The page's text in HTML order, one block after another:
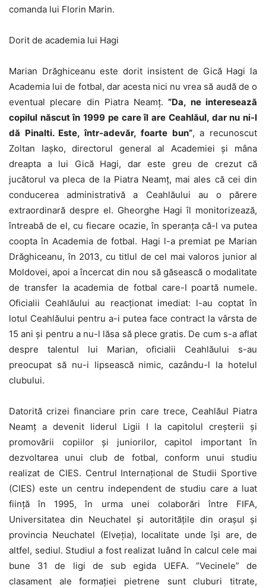
comanda lui Florin Marin.
Dorit de academia lui Hagi
Marian Drăghiceanu este dorit insistent de Gică Hagi la
Academia lui de fotbal, dar acesta nici nu vrea să audă de o
eventual plecare din Piatra Neamț.”Da, ne interesează
copilul născut în 1999 pe care îl are Ceahlăul, dar nu ni-l
dă Pinalti. Este, într-adevăr, foarte bun”, a recunoscut
Zoltan Iaşko, directorul general al Academiei şi mâna
dreapta a lui Gică Hagi, dar este greu de crezut că
jucătorul va pleca de la Piatra Neamţ, mai ales că cei din
conducerea administrativă a Ceahlăului au o părere
extraordinară despre el. Gheorghe Hagi îl monitorizează,
întreabă de el, cu fiecare ocazie, în speranța că-l va putea
coopta în Academia de fotbal. Hagi l-a premiat pe Marian
Drăghiceanu, în 2013, cu titlul de cel mai valoros junior al
Moldovei, apoi a încercat din nou să găsească o modalitate
de transfer la academia de fotbal care-I poartă numele.
Oficialii Ceahlăului au reacţionat imediat: l-au coptat în
lotul Ceahlăului pentru a-i putea face contract la vârsta de
15 ani și pentru a nu-l lăsa să plece gratis. De cum s-a aflat
despre talentul lui Marian, oficialii Ceahlăului s-au
preocupat să nu-i lipsească nimic, cazându-l la hotelul
clubului.
Datorită crizei financiare prin care trece, Ceahlăul Piatra
Neamț a devenit liderul Ligii I la capitolul creșterii și
promovării copiilor și juniorilor, capitol important în
dezvoltarea unui club de fotbal, conform unui studiu
realizat de CIES. Centrul Internațional de Studii Sportive
(CIES) este un centru independent de studiu care a luat
ființă în 1995, în urma unei colaborări între FIFA,
Universitatea din Neuchatel și autoritățile din orașul și
provincia Neuchatel (Elveția), localitate unde își are, de
altfel, sediul. Studiul a fost realizat luând în calcul cele mai
bune 31 de ligi de sub egida UEFA. ”Vecinele” de
clasament ale formației pietrene sunt cluburi titrate,